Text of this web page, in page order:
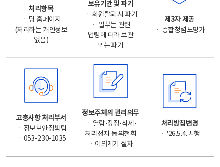
처리항목
ㆍ 당 홈페이지
(처리하는 개인정보
없음)
보유기간 및 파기
ㆍ 회원탈퇴 시 파기
ㆍ 일부는 관련
법령에 따라 보관
또는 파기
제3자 제공
ㆍ 종합청렴도평가
고충사항 처리부서
ㆍ 정보보안정책팀
ㆍ 053-230-1035
정보주체의 권리의무
ㆍ 열람·정정·삭제·
처리정지·동의철회
ㆍ이의제기 절차
처리방침변경
ㆍ '26.5.4. 시행